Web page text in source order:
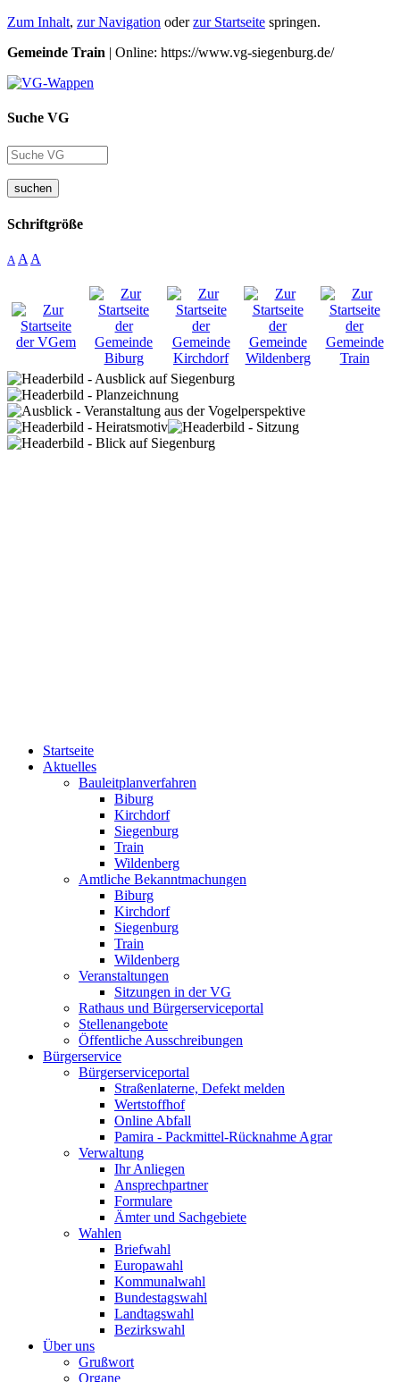
Zum Inhalt, zur Navigation oderzur Startseite springen.
Gemeinde Train | Online: https://www.vg-siegenburg.de/
Suche VG
suchen
Schriftgröße
A A A
Startseite
Aktuelles
Bauleitplanverfahren
Biburg
Kirchdorf
Siegenburg
Train
Wildenberg
Amtliche Bekanntmachungen
Biburg
Kirchdorf
Siegenburg
Train
Wildenberg
Veranstaltungen
Sitzungen in der VG
Rathaus und Bürgerserviceportal
Stellenangebote
Öffentliche Ausschreibungen
Bürgerservice
Bürgerserviceportal
Straßenlaterne, Defekt melden
Wertstoffhof
Online Abfall
Pamira - Packmittel-Rücknahme Agrar
Verwaltung
Ihr Anliegen
Ansprechpartner
Formulare
Ämter und Sachgebiete
Wahlen
Briefwahl
Europawahl
Kommunalwahl
Bundestagswahl
Landtagswahl
Bezirkswahl
Über uns
Grußwort
Organe